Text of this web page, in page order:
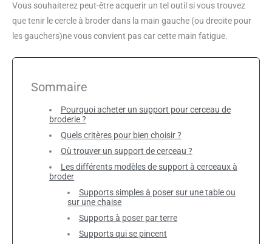
Vous souhaiterez peut-être acquerir un tel outil si vous trouvez
que tenir le cercle à broder dans la main gauche (ou dreoite pour
les gauchers)ne vous convient pas car cette main fatigue.
Sommaire
Pourquoi acheter un support pour cerceau de
broderie ?
Quels critères pour bien choisir ?
Où trouver un support de cerceau ?
Les différents modèles de support à cerceaux à
broder
Supports simples à poser sur une table ou
sur une chaise
Supports à poser par terre
Supports qui se pincent